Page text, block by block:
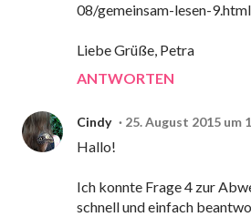
08/gemeinsam-lesen-9.html
Liebe Grüße, Petra
ANTWORTEN
Cindy 25. August 2015 um
Hallo!
Ich konnte Frage 4 zur
schnell und einfach